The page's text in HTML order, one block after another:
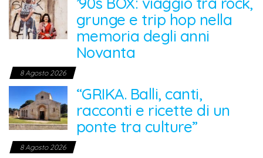
grunge e trip hop nella
memoria degli anni
Novanta
8 Agosto 2026
“GRIKA. Balli, canti,
racconti e ricette di un
ponte tra culture”
8 Agosto 2026